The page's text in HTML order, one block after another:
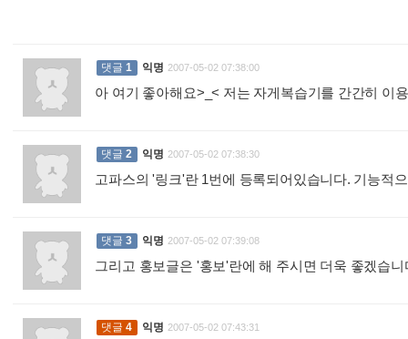
댓글 1 익명 2007-05-02 07:38:00
아 여기 좋아해요>_< 저는 자게복습기를 간간히 이
댓글 2 익명 2007-05-02 07:38:30
고파스의 '링크'란 1번에 등록되어있습니다. 기능적
댓글 3 익명 2007-05-02 07:39:08
그리고 홍보글은 '홍보'란에 해 주시면 더욱 좋겠습
댓글 4 익명 2007-05-02 07:43:31